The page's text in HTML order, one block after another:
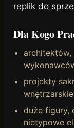
replik do
Dla Kogo
projekty
wnętrzarskie
duże figury,
nietypowe